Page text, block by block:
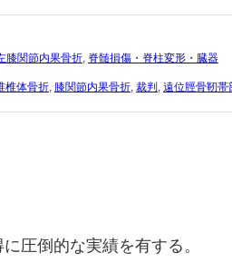
膝関節内果骨折, 脊髄損傷・脊柱変形・臓器
椎体骨折, 膝関節内果骨折, 裁判 , 遠位脛骨靭帯
圧倒的な実績を有する。